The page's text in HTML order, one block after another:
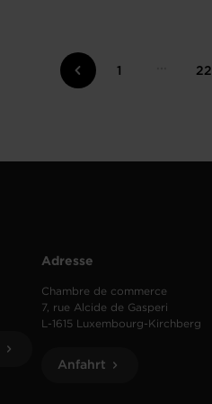
1 22
Adresse
Chambre de commerce
7, rue Alcide de Gasperi
L-1615 Luxembourg-Kirchberg
Anfahrt